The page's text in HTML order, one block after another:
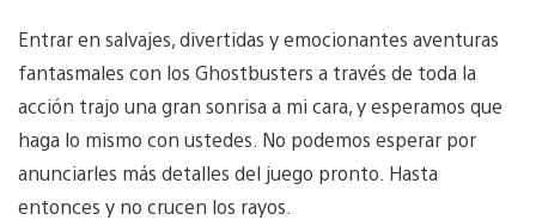
Entrar en salvajes, divertidas y emocionantes aventuras
fantasmales con los Ghostbusters a través de toda la
acción trajo una gran sonrisa a mi cara, y esperamos que
haga lo mismo con ustedes. No podemos esperar por
anunciarles más detalles del juego pronto. Hasta
entonces y no crucen los rayos.